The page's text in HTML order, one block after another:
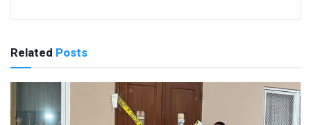
Related Posts